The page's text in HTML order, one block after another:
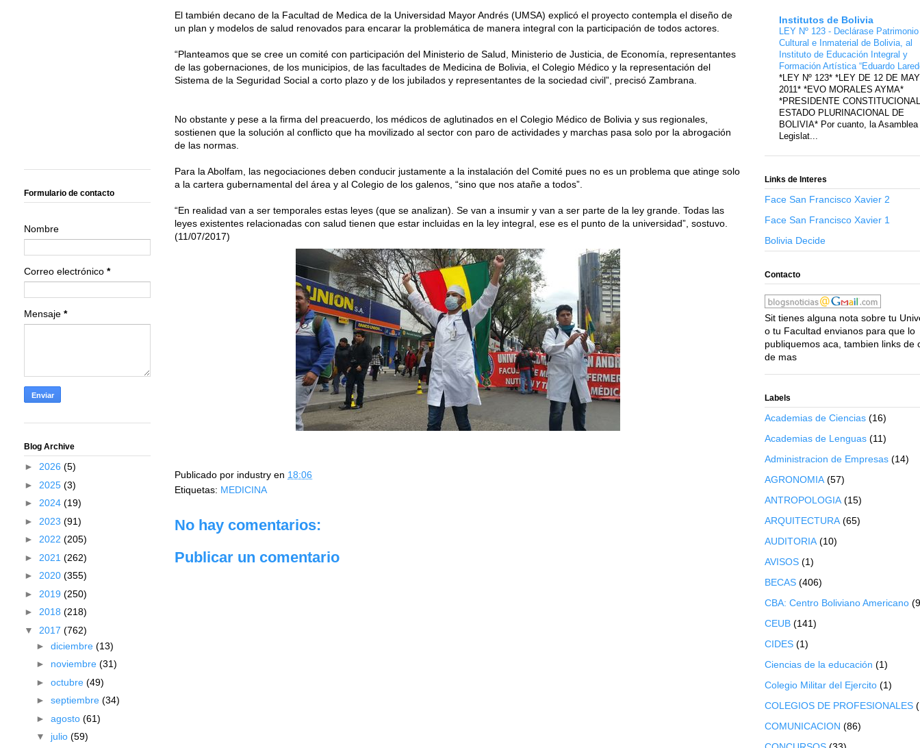
El también decano de la Facultad de Medica de la Universidad Mayor Andrés (UMSA) explicó el proyecto contempla el diseño de
un plan y modelos de salud renovados para encarar la problemática de manera integral con la participación de todos actores.
“Planteamos que se cree un comité con participación del Ministerio de Salud, Ministerio de Justicia, de Economía, representantes
de las gobernaciones, de los municipios, de las facultades de Medicina de Bolivia, el Colegio Médico y la representación del
Sistema de la Seguridad Social a corto plazo y de los jubilados y representantes de la sociedad civil”, precisó Zambrana.
No obstante y pese a la firma del preacuerdo, los médicos de aglutinados en el Colegio Médico de Bolivia y sus regionales,
sostienen que la solución al conflicto que ha movilizado al sector con paro de actividades y marchas pasa solo por la abrogación
de las normas.
Para la Abolfam, las negociaciones deben conducir justamente a la instalación del Comité pues no es un problema que atinge solo
a la cartera gubernamental del área y al Colegio de los galenos, “sino que nos atañe a todos”.
“En realidad van a ser temporales estas leyes (que se analizan). Se van a insumir y van a ser parte de la ley grande. Todas las
leyes existentes relacionadas con salud tienen que estar incluidas en la ley integral, ese es el punto de la universidad”, sostuvo.
(11/07/2017)
Publicado por industry en 18:06
Etiquetas: MEDICINA
No hay comentarios:
Publicar un comentario
Formulario de contacto
Nombre
Correo electrónico *
Mensaje *
Blog Archive
► 2026 (5)
► 2025 (3)
► 2024 (19)
► 2023 (91)
► 2022 (205)
► 2021 (262)
► 2020 (355)
► 2019 (250)
► 2018 (218)
▼ 2017 (762)
► diciembre (13)
► noviembre (31)
► octubre (49)
► septiembre (34)
► agosto (61)
▼ julio (59)
Institutos de Bolivia
LEY Nº 123 - Declárase Patrimonio
Cultural e Inmaterial de Bolivia, al
Instituto de Educación Integral y
Formación Artística “Eduardo
*LEY Nº 123* *LEY DE 12 DE
2011* *EVO MORALES AYMA*
*PRESIDENTE
ESTADO PLURINACIONAL DE
BOLIVIA* Por cuanto, la Asamblea
Legislat...
Links de Interes
Face San Francisco Xavier 2
Face San Francisco Xavier 1
Bolivia Decide
Contacto
Sit tienes alguna nota sobre tu
o tu Facultad envianos para que lo
publiquemos aca, tambien links de
de mas
Labels
Academias de Ciencias (16)
Academias de Lenguas (11)
Administracion de Empresas (14)
AGRONOMIA (57)
ANTROPOLOGIA (15)
ARQUITECTURA (65)
AUDITORIA (10)
AVISOS (1)
BECAS (406)
CBA: Centro Boliviano Americano
CEUB (141)
CIDES (1)
Ciencias de la educación (1)
Colegio Militar del Ejercito (1)
COLEGIOS DE PROFESIONALES
COMUNICACION (86)